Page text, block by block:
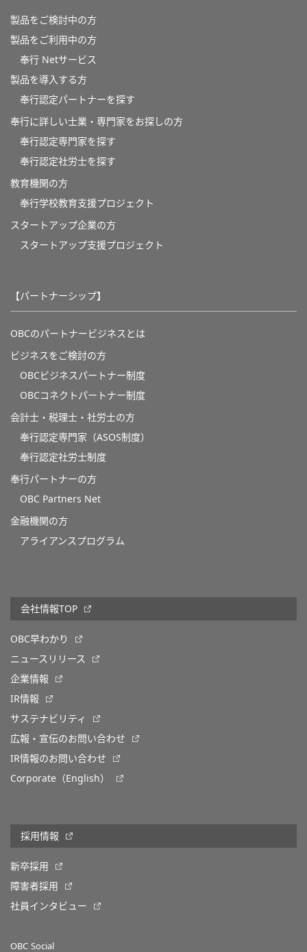
製品をご検討中の方
製品をご利用中の方
奉行 Netサービス
製品を導入する方
奉行認定パートナーを探す
奉行に詳しい士業・専門家をお探しの方
奉行認定専門家を探す
奉行認定社労士を探す
教育機関の方
奉⾏学校教育⽀援プロジェクト
スタートアップ企業の方
スタートアップ支援プロジェクト
【パートナーシップ】
OBCのパートナービジネスとは
ビジネスをご検討の方
OBCビジネスパートナー制度
OBCコネクトパートナー制度
会計士・税理士・社労士の方
奉行認定専門家（ASOS制度）
奉行認定社労士制度
奉行パートナーの方
OBC Partners Net
金融機関の方
アライアンスプログラム
会社情報TOP
OBC早わかり
ニュースリリース
企業情報
IR情報
サステナビリティ
広報・宣伝のお問い合わせ
IR情報のお問い合わせ
Corporate（English）
採用情報
新卒採用
障害者採用
社員インタビュー
OBC Social